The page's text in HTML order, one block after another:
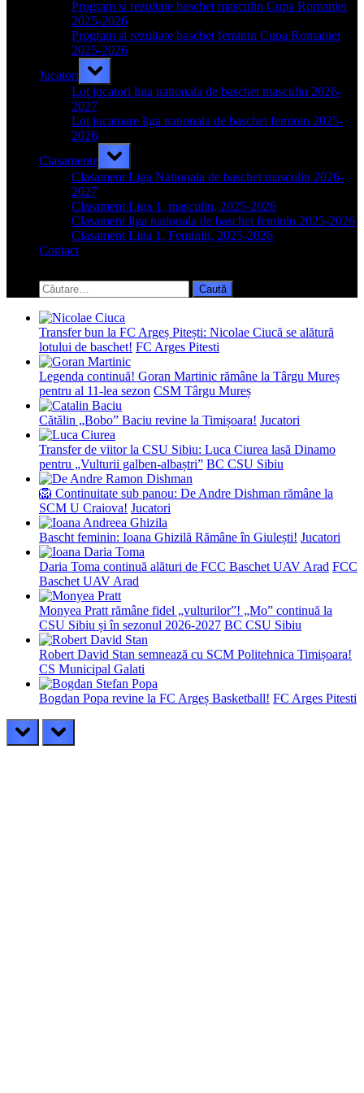
menu
Program si rezultate baschet masculin Cupa Romaniei
2025-2026
Program si rezultate baschet feminin Cupa Romaniei
2025-2026
Jucatori
Toggle
sub-
menu
Lot jucatori liga nationala de baschet masculin 2026-
2027
Lot jucatoare liga nationala de baschet feminin 2025-
2026
Clasamente
Toggle
sub-
menu
Clasament Liga Nationala de baschet masculin 2026-
2027
Clasament Liga 1, masculin, 2025-2026
Clasament liga nationala de baschet feminin 2025-2026
Clasament Liga 1, Feminin, 2025-2026
Contact
search
form
Caută
după:
Transfer bun la FC Argeș Pitești: Nicolae Ciucă se alătură
lotului de baschet! FC Arges Pitesti
Legenda continuă! Goran Martinic rămâne la Târgu Mureș
pentru al 11-lea sezon CSM Târgu Mureș
Cătălin „Bobo” Baciu revine la Timișoara! Jucatori
Transfer de viitor la CSU Sibiu: Luca Ciurea lasă Dinamo
pentru „Vulturii galben-albaștri” BC CSU Sibiu
🦁 Continuitate sub panou: De Andre Dishman rămâne la
SCM U Craiova! Jucatori
Bascht feminin: Ioana Ghizilă Rămâne în Giulești! Jucatori
Daria Toma continuă alături de FCC Baschet UAV Arad FCC
Baschet UAV Arad
Monyea Pratt rămâne fidel „vulturilor”! „Mo” continuă la
CSU Sibiu și în sezonul 2026-2027 BC CSU Sibiu
Robert David Stan semnează cu SCM Politehnica Timișoara!
CS Municipal Galati
Bogdan Popa revine la FC Argeș Basketball! FC Arges Pitesti
prev next